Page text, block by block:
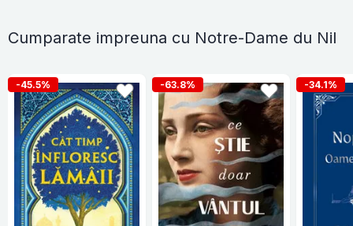
Cumparate impreuna cu Notre-Dame du Nil
-45.5% -63.8% -34.1%